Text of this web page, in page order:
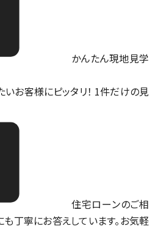
かんたん現地見学
お客様にピッタリ！ 1件だけの見
住宅ローンのご相
丁寧にお答えしています。お気軽